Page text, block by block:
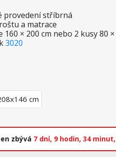
provedení stříbrná
a matrace
× 200 cm nebo 2 kusy 80 ×
3020
cm
zbývá 7 dní, 9 hodin, 34 minut,